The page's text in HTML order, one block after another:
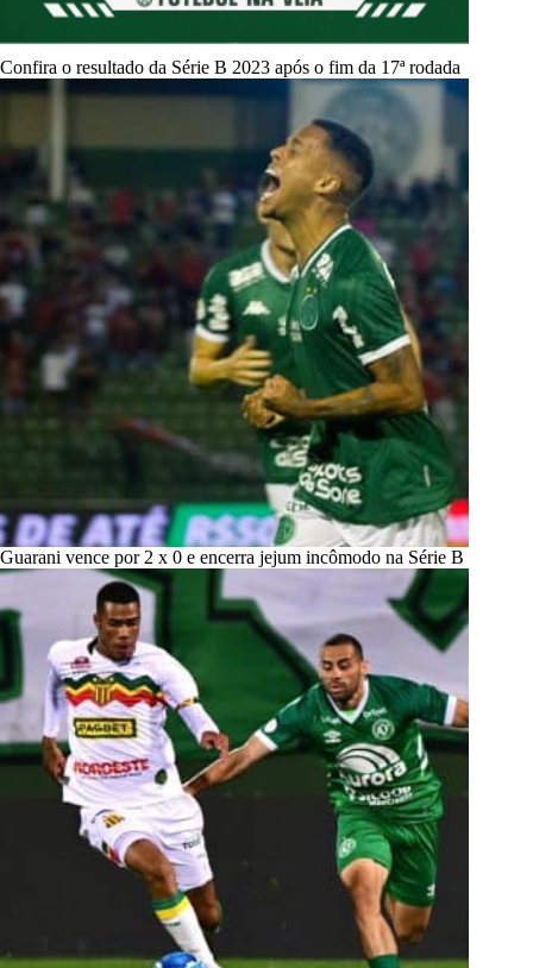
Confira o resultado da Série B 2023 após o fim da 17ª rodada
Guarani vence por 2 x 0 e encerra jejum incômodo na Série B